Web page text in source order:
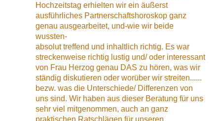
Hochzeitstag erhielten wir ein äußerst
ausführliches Partnerschaftshoroskop ganz
genau ausgearbeitet, und-wie wir beide
wussten-
absolut treffend und inhaltlich richtig. Es war
streckenweise richtig lustig und/ oder interessant
von Frau Herzog genau DAS zu hören, was wir
ständig diskutieren oder worüber wir streiten......
bezw. was die Unterschiede/ Differenzen von
uns sind. Wir haben aus dieser Beratung für uns
sehr viel mitgenommen, auch an ganz
praktischen Ratschlägen für unseren